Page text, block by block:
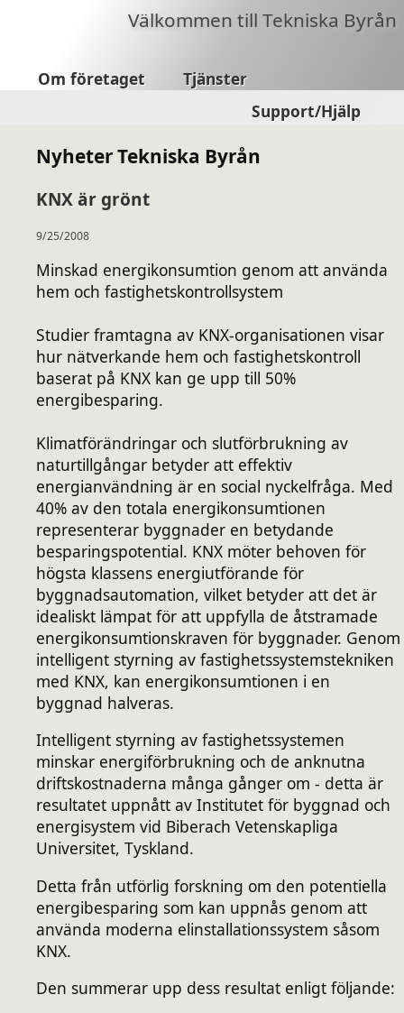
Välkommen till Tekniska Byrån
Om företaget
Tjänster
Support/Hjälp
Nyheter Tekniska Byrån
KNX är grönt
9/25/2008
Minskad energikonsumtion genom att använda
hem och fastighetskontrollsystem
Studier framtagna av KNX-organisationen visar
hur nätverkande hem och fastighetskontroll
baserat på KNX kan ge upp till 50%
energibesparing.
Klimatförändringar och slutförbrukning av
naturtillgångar betyder att effektiv
energianvändning är en social nyckelfråga. Med
40% av den totala energikonsumtionen
representerar byggnader en betydande
besparingspotential. KNX möter behoven för
högsta klassens energiutförande för
byggnadsautomation, vilket betyder att det är
idealiskt lämpat för att uppfylla de åtstramade
energikonsumtionskraven för byggnader. Genom
intelligent styrning av fastighetssystemstekniken
med KNX, kan energikonsumtionen i en
byggnad halveras.
Intelligent styrning av fastighetssystemen
minskar energiförbrukning och de anknutna
driftskostnaderna många gånger om - detta är
resultatet uppnått av Institutet för byggnad och
energisystem vid Biberach Vetenskapliga
Universitet, Tyskland.
Detta från utförlig forskning om den potentiella
energibesparing som kan uppnås genom att
använda moderna elinstallationssystem såsom
KNX.
Den summerar upp dess resultat enligt följande: